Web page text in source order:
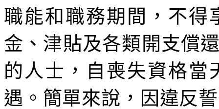
職能和職務期間，不得
金、津貼及各類開支償
的人士，自喪失資格當
遇。簡單來說，因違反